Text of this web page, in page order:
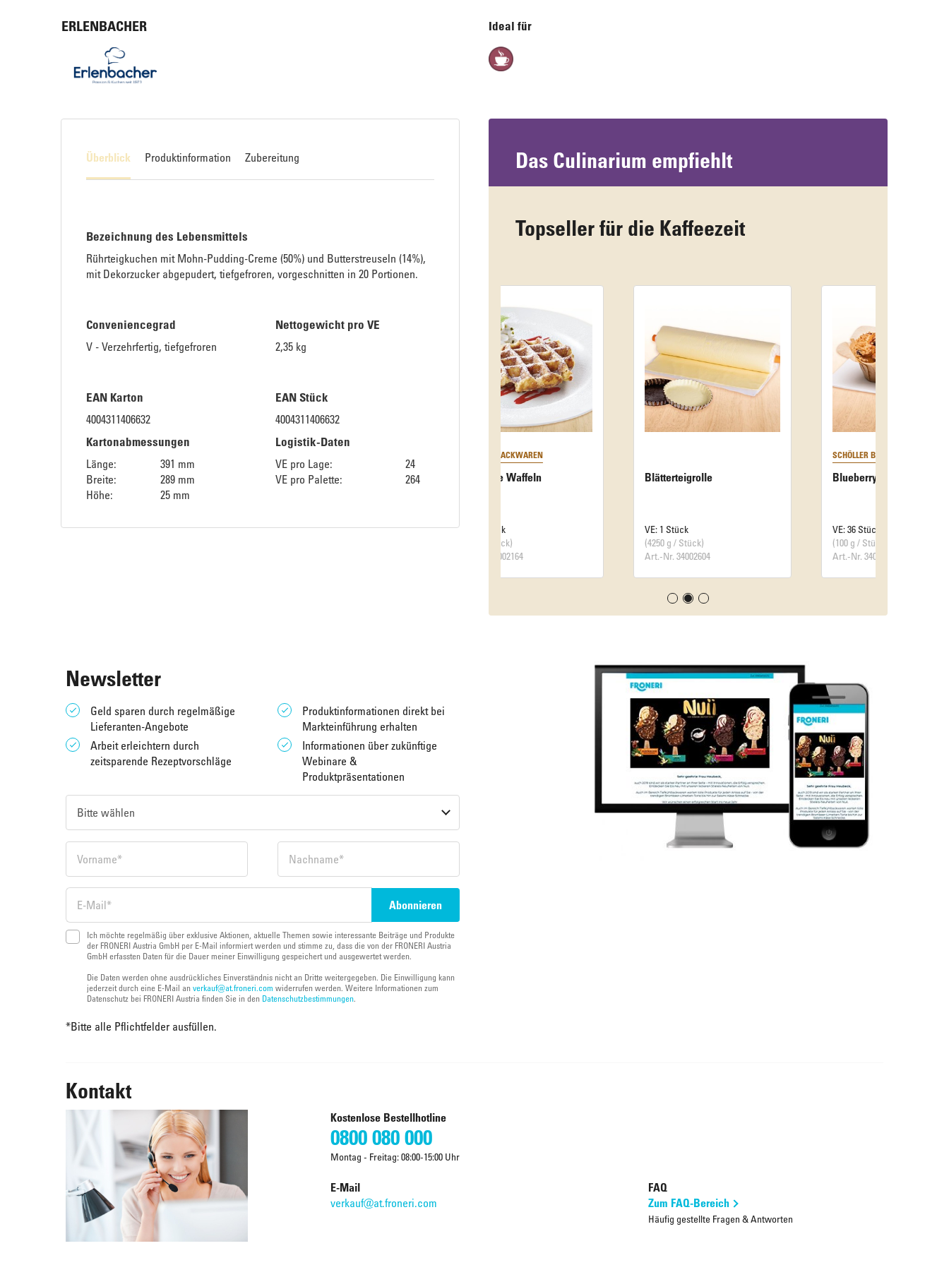
ERLENBACHER Ideal für
Überblick Produktinformation Zubereitung
Bezeichnung des Lebensmittels
Rührteigkuchen mit Mohn-Pudding-Creme (50%) und Butterstreuseln (14%),
mit Dekorzucker abgepudert, tiefgefroren, vorgeschnitten in 20 Portionen.
Conveniencegrad
V - Verzehrfertig, tiefgefroren
Nettogewicht pro VE
2,35 kg
EAN Karton
4004311406632
EAN Stück
4004311406632
Kartonabmessungen
Länge:
391 mm
Breite:
289 mm
Höhe:
25 mm
Logistik-Daten
VE pro Lage:
24
VE pro Palette:
264
Das Culinarium empfiehlt
Topseller für die Kaffeezeit
Blätterteigrolle
Newsletter
Geld sparen durch regelmäßige
Lieferanten-Angebote
Produktinformationen direkt bei
Markteinführung erhalten
Arbeit erleichtern durch
zeitsparende Rezeptvorschläge
Informationen über zukünftige
Webinare &
Produktpräsentationen
Ich möchte regelmäßig über exklusive Aktionen, aktuelle Themen sowie interessante Beiträge und Produkte
der FRONERI Austria GmbH per E-Mail informiert werden und stimme zu, dass die von der FRONERI Austria
GmbH erfassten Daten für die Dauer meiner Einwilligung gespeichert und ausgewertet werden.
Die Daten werden ohne ausdrückliches Einverständnis nicht an Dritte weitergegeben. Die Einwilligung kann
jederzeit durch eine E-Mail an verkauf@at.froneri.com widerrufen werden. Weitere Informationen zum
Datenschutz bei FRONERI Austria finden Sie in den Datenschutzbestimmungen.
*Bitte alle Pflichtfelder ausfüllen.
Kontakt
Kostenlose Bestellhotline
0800 080 000
Montag - Freitag: 08:00-15:00 Uhr
E-Mail
verkauf@at.froneri.com
FAQ
Zum FAQ-Bereich
Häufig gestellte Fragen & Antworten